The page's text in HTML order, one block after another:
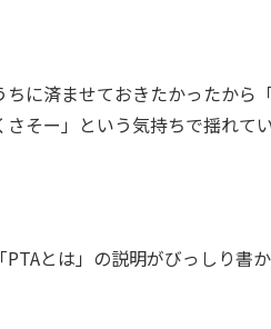
に済ませておきたかったから
そー」という気持ちで揺れてい
とは」の説明がびっしり書